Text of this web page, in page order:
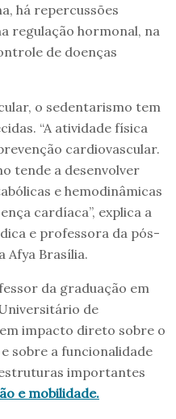
há repercussões
regulação hormonal, na
de doenças
o sedentarismo tem
“A atividade física
cardiovascular.
tende a desenvolver
e hemodinâmicas
cardíaca”, explica a
e professora da pós-
Afya Brasília.
da graduação em
de
impacto direto sobre o
sobre a funcionalidade
importantes
e mobilidade.